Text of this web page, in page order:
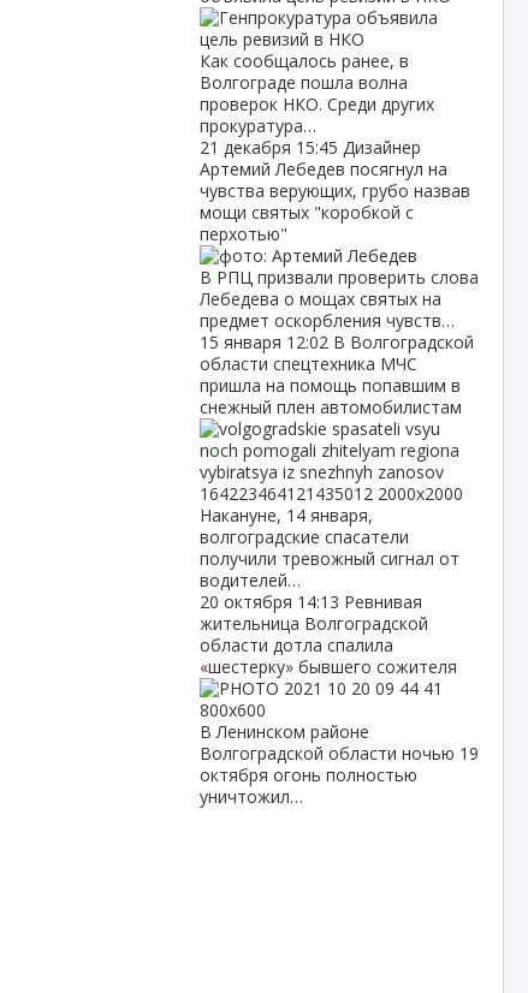
Как сообщалось ранее, в
Волгограде пошла волна
проверок НКО. Среди других
прокуратура…
21 декабря 15:45 Дизайнер
Артемий Лебедев посягнул на
чувства верующих, грубо назвав
мощи святых "коробкой с
перхотью"
В РПЦ призвали проверить слова
Лебедева о мощах святых на
предмет оскорбления чувств…
15 января 12:02 В Волгоградской
области спецтехника МЧС
пришла на помощь попавшим в
снежный плен автомобилистам
Накануне, 14 января,
волгоградские спасатели
получили тревожный сигнал от
водителей…
20 октября 14:13 Ревнивая
жительница Волгоградской
области дотла спалила
«шестерку» бывшего сожителя
В Ленинском районе
Волгоградской области ночью 19
октября огонь полностью
уничтожил…